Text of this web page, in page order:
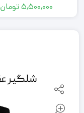
5,500,000تومان